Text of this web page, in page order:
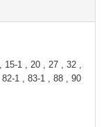
15-1 , 20 , 27 , 32 ,
1 , 83-1 , 88 , 90